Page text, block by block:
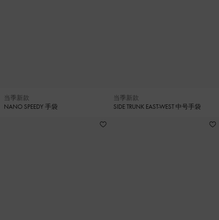
当季新款
NANO SPEEDY 手袋
当季新款
SIDE TRUNK EAST-WEST 中号手袋